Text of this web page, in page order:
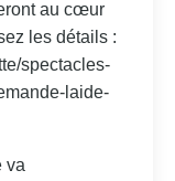
au cœur
les détails :
spectacles-
laide-
va